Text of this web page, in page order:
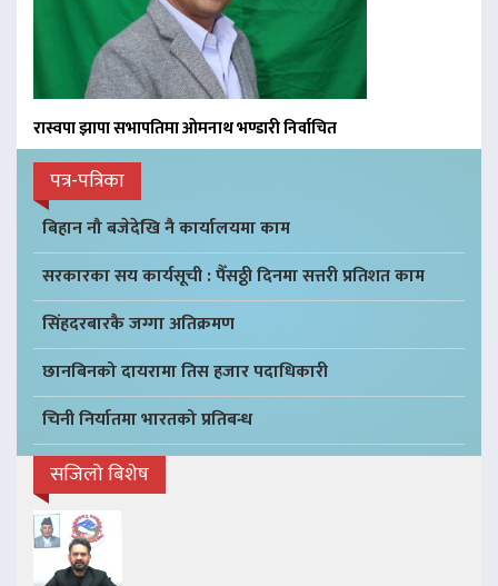
रास्वपा झापा सभापतिमा ओमनाथ भण्डारी निर्वाचित
पत्र-पत्रिका
बिहान नौ बजेदेखि नै कार्यालयमा काम
सरकारका सय कार्यसूची : पैँसठ्ठी दिनमा सत्तरी प्रतिशत काम
सिंहदरबारकै जग्गा अतिक्रमण
छानबिनको दायरामा तिस हजार पदाधिकारी
चिनी निर्यातमा भारतको प्रतिबन्ध
सजिलो बिशेष